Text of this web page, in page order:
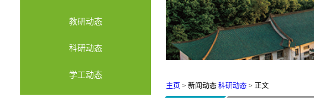
教研动态
科研动态
学工动态
主页 > 新闻动态 科研动态 > 正文